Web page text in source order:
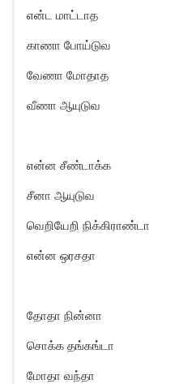
என்ட மாட்டாத
காணா போய்டுவ
வேணா மோதாத
வீணா ஆயுடுவ
என்ன சீண்டாக்க
சீனா ஆயுடுவ
வெறியேறி நிக்கிராண்டா
என்ன ஒரசதா
தோதா நின்னா
சொக்க தங்கங்டா
மோதா வந்தா